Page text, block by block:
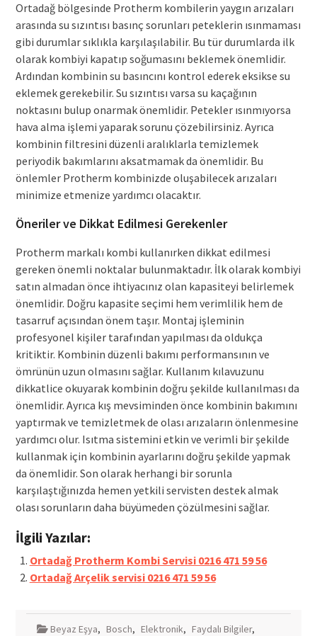
Ortadağ bölgesinde Protherm kombilerin yaygın arızaları
arasında su sızıntısı basınç sorunları peteklerin ısınmaması
gibi durumlar sıklıkla karşılaşılabilir. Bu tür durumlarda ilk
olarak kombiyi kapatıp soğumasını beklemek önemlidir.
Ardından kombinin su basıncını kontrol ederek eksikse su
eklemek gerekebilir. Su sızıntısı varsa su kaçağının
noktasını bulup onarmak önemlidir. Petekler ısınmıyorsa
hava alma işlemi yaparak sorunu çözebilirsiniz. Ayrıca
kombinin filtresini düzenli aralıklarla temizlemek
periyodik bakımlarını aksatmamak da önemlidir. Bu
önlemler Protherm kombinizde oluşabilecek arızaları
minimize etmenize yardımcı olacaktır.
Öneriler ve Dikkat Edilmesi Gerekenler
Protherm markalı kombi kullanırken dikkat edilmesi
gereken önemli noktalar bulunmaktadır. İlk olarak kombiyi
satın almadan önce ihtiyacınız olan kapasiteyi belirlemek
önemlidir. Doğru kapasite seçimi hem verimlilik hem de
tasarruf açısından önem taşır. Montaj işleminin
profesyonel kişiler tarafından yapılması da oldukça
kritiktir. Kombinin düzenli bakımı performansının ve
ömrünün uzun olmasını sağlar. Kullanım kılavuzunu
dikkatlice okuyarak kombinin doğru şekilde kullanılması da
önemlidir. Ayrıca kış mevsiminden önce kombinin bakımını
yaptırmak ve temizletmek de olası arızaların önlenmesine
yardımcı olur. Isıtma sistemini etkin ve verimli bir şekilde
kullanmak için kombinin ayarlarını doğru şekilde yapmak
da önemlidir. Son olarak herhangi bir sorunla
karşılaştığınızda hemen yetkili servisten destek almak
olası sorunların daha büyümeden çözülmesini sağlar.
İlgili Yazılar:
Ortadağ Protherm Kombi Servisi 0216 471 59 56
Ortadağ Arçelik servisi 0216 471 59 56
Beyaz Eşya, Bosch, Elektronik, Faydalı Bilgiler,